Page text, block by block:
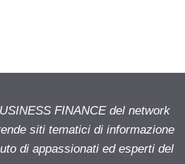
FINANCE del network
siti tematici di informazione
di appassionati ed esperti del